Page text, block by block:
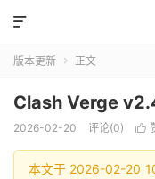

版本更新  正文
Clash Verge
2026-02-20 评论(0) 
本文于 2026-02-20